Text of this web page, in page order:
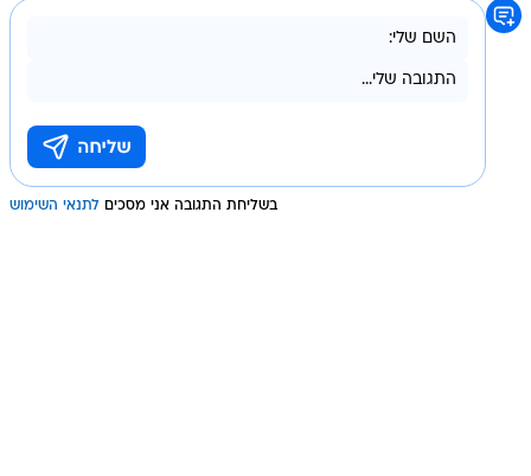
בשליחת התגובה אני מסכים לתנאי השימוש